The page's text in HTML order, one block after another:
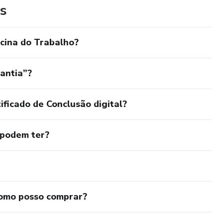
do Trabalho?
de Conclusão digital?
ter?
posso comprar?